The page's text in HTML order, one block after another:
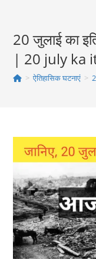
20 जुलाई का
| 20 july ka
> ऐतिहासिक घटनाएं >